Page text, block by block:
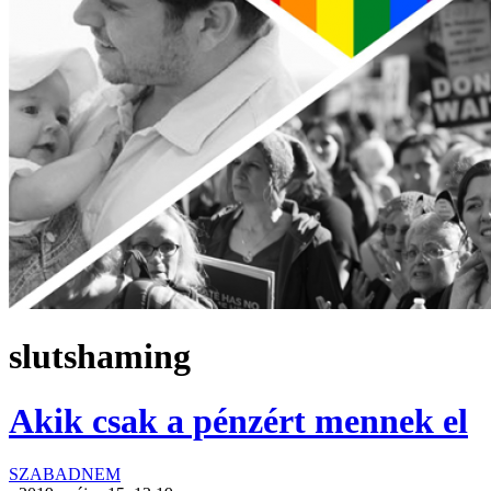
slutshaming
Akik csak a pénzért mennek el
SZABADNEM